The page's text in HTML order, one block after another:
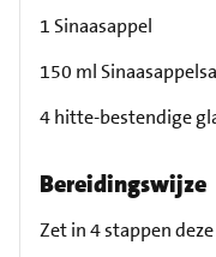
1 Sinaasappel
150 ml
4 hitte-bestendige
Bereidingswijze
Zet in 4 stappen